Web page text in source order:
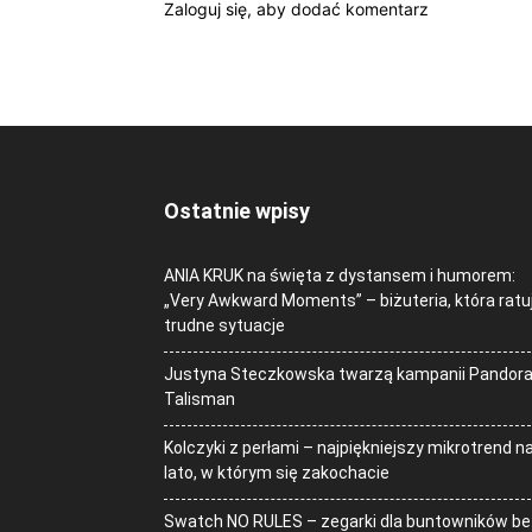
Zaloguj się, aby dodać komentarz
Ostatnie wpisy
ANIA KRUK na święta z dystansem i humorem:
„Very Awkward Moments” – biżuteria, która
trudne sytuacje
Justyna Steczkowska twarzą kampanii Pandora
Talisman
Kolczyki z perłami – najpiękniejszy mikrotrend
lato, w którym się zakochacie
Swatch NO RULES – zegarki dla buntowników